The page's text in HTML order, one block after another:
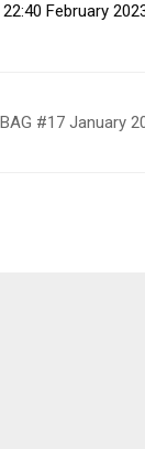
22:40 February
#17 January